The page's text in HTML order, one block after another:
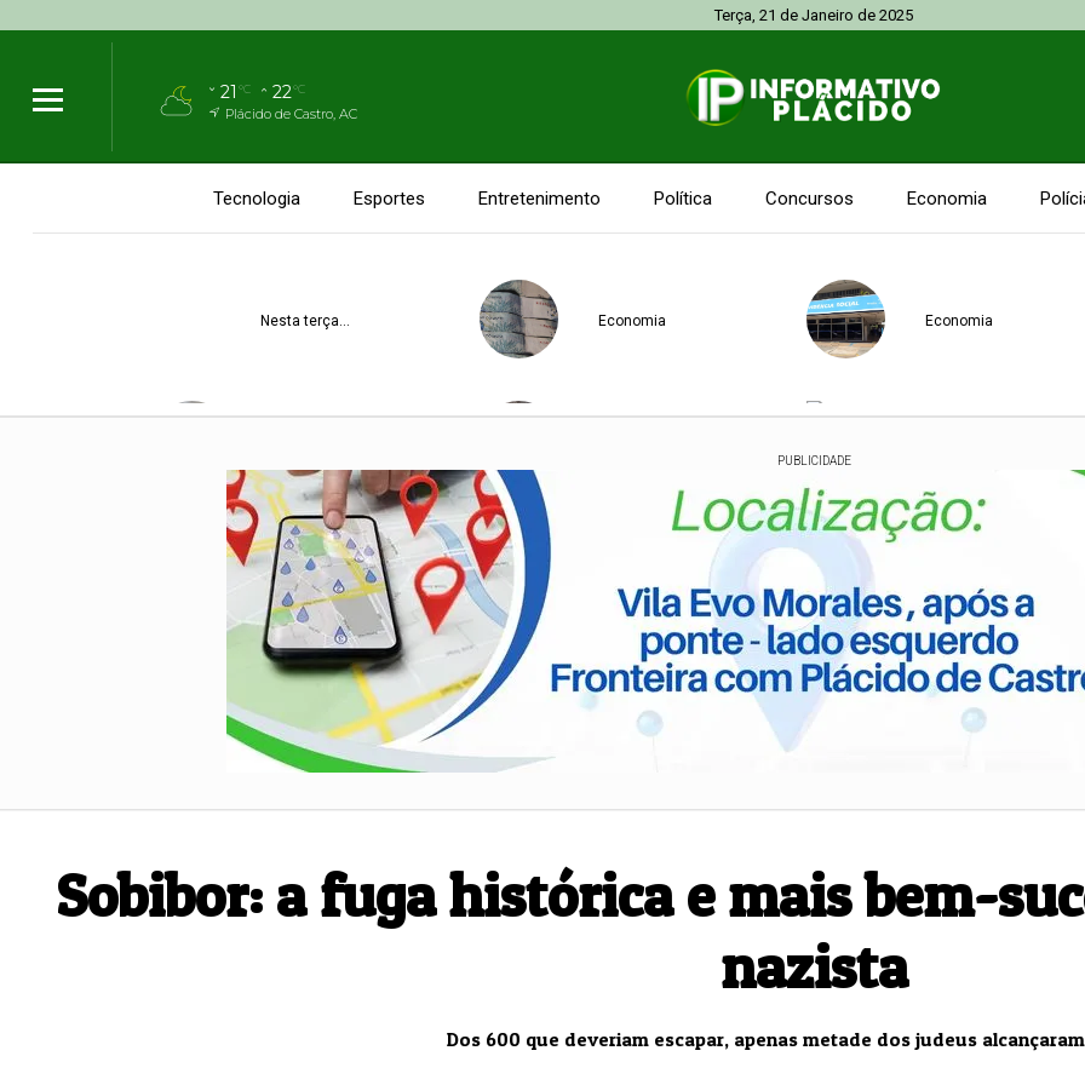
Terça, 21 de Janeiro de 2025
21 °C 22°C
Plácido de Castro, AC
Tecnologia Esportes Entretenimento Política Concursos Economia
Nesta terça, 21 Economia Economia
Saúde
PUBLICIDADE
Sobibor: a fuga histórica e mais bem-
nazista
Dos 600 que deveriam escapar, apenas metade dos judeus